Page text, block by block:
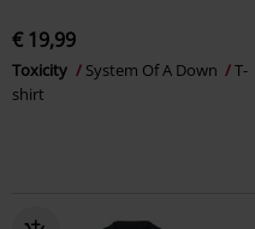
€ 19,99
Toxicity System Of A Down
T-
shirt